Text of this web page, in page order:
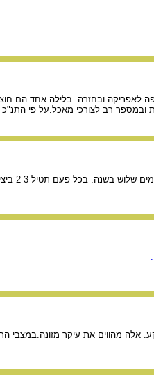
לאפריקה ובחזרה. בלילה אחד הם
ובמספר רב לצורכי מאכל.על פי התנ"כ
בשנה. בכל פעם תטיל 2-3 ביצים.
אלה מהווים את עיקר מזונה.במצבי